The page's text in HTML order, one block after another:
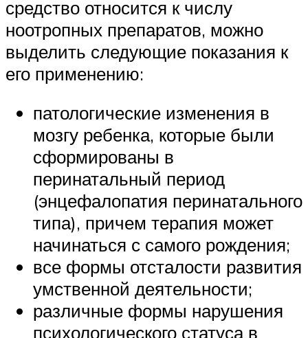
средство относится к числу
ноотропных препаратов, можно
выделить следующие показания к
его применению:
патологические изменения в
мозгу ребенка, которые были
сформированы в
перинатальный период
(энцефалопатия перинатального
типа), причем терапия может
начинаться с самого рождения;
все формы отсталости развития
умственной деятельности;
различные формы нарушения
психологического статуса в